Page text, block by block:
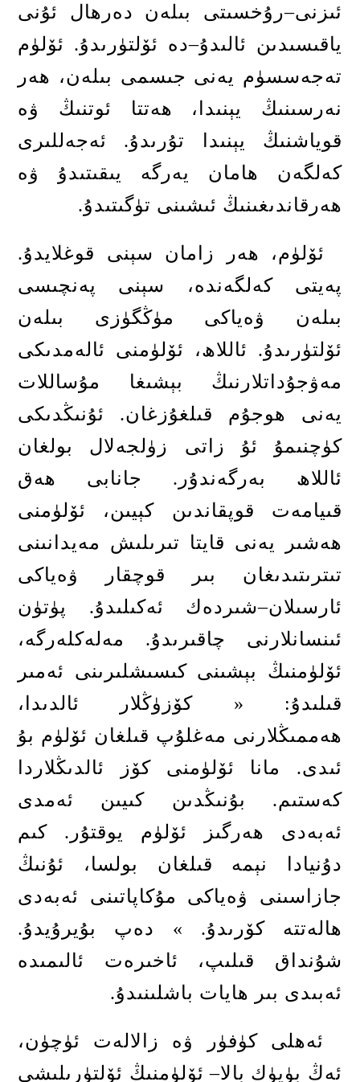
ئىزنى–رۇخسىتى بىلەن دەرھال ئۇنى
ياقىسىدىن ئالىدۇ–دە ئۆلتۈرىدۇ. ئۆلۈم
تەجەسسۈم يەنى جىسمى بىلەن، ھەر
نەرسىنىڭ يېنىدا، ھەتتا ئوتنىڭ ۋە
قوياشنىڭ يېنىدا تۇرىدۇ. ئەجەللىرى
كەلگەن ھامان يەرگە يىقىتىدۇ ۋە
ھەرقاندىغىنىڭ ئىشىنى تۈگىتىدۇ.
ئۆلۈم، ھەر زامان سېنى قوغلايدۇ.
پەيتى كەلگەندە، سېنى پەنچىسى
بىلەن ۋەياكى مۈڭگۈزى بىلەن
ئۆلتۈرىدۇ. ئاللاھ، ئۆلۈمنى ئالەمدىكى
مەۋجۇداتلارنىڭ بېشىغا مۇساللات
يەنى ھوجۇم قىلغۇزغان. ئۇنىڭدىكى
كۈچنىمۇ ئۇ زاتى زۈلجەلال بولغان
ئاللاھ بەرگەندۇر .
جانابى ھەق
قىيامەت قوپقاندىن كېيىن، ئۆلۈمنى
ھەشىر يەنى قايتا تىرىلىش مەيدانىنى
تىترىتىدىغان بىر قوچقار ۋەياكى
ئارسىلان–شىردەك ئەكىلىدۇ.
پۈتۈن
ئىنسانلارنى چاقىرىدۇ.
مەلەكلەرگە،
ئۆلۈمنىڭ بېشىنى كىسىشلىرىنى ئەمىر
قىلىدۇ: « كۆزۈڭلار ئالدىدا،
ھەممىڭلارنى مەغلۇپ قىلغان ئۆلۈم بۇ
ئىدى.
مانا ئۆلۈمنى كۆز ئالدىڭلاردا
كەستىم. بۇنىڭدىن كىيىن ئەمدى
ئەبەدى ھەرگىز ئۆلۈم يوقتۇر . كىم
دۇنيادا نېمە قىلغان بولسا، ئۇنىڭ
جازاسىنى ۋەياكى مۇكاپاتىنى ئەبەدى
ھالەتتە كۆرىدۇ. » دەپ بۇيرۇيدۇ.
شۇنداق قىلىپ، ئاخىرەت ئالىمىدە
ئەبىدى بىر ھايات باشلىنىدۇ.
ئەھلى كۈفۈر ۋە زالالەت ئۈچۈن،
ئەڭ بۈيۈك بالا– ئۆلۈمنىڭ ئۆلتۈرىلىشى